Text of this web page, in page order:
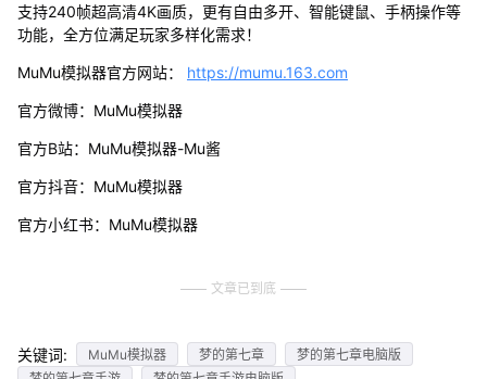
支持240帧超高清4K画质，更有自由多开、智能键鼠、手柄操作等
功能，全方位满足玩家多样化需求！
MuMu模拟器官方网站： https://mumu.163.com
官方微博：MuMu模拟器
官方B站：MuMu模拟器-Mu酱
官方抖音：MuMu模拟器
官方小红书：MuMu模拟器
文章已到底
关键词: MuMu模拟器 梦的第七章
梦的第七章电脑版